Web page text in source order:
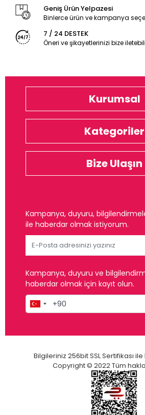
Geniş Ürün Yelpazesi
Binlerce ürün ve kampanya
7 / 24 DESTEK
Öneri ve şikayetlerinizi bize
Kurumsal
Kategoriler
Bize Ulaşın
Kampanya, duyuru,
ile haberdar olmak istiyorum.
Kampanya, duyuru ve
haberdar olmak için kayıt olun.
Bilgileriniz 256bit SSL Sertifikası
Copyright © 2022 Tüm